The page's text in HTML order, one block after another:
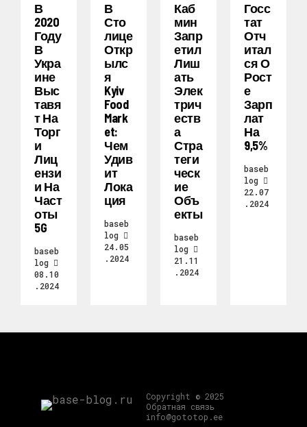
В
2020
Году
В
Укра
Ине
Выс
Тавя
Т На
Торг
И
Лиц
Ензи
И На
Част
Оты
5G
baseb
log
08.10
.2024
В
Сто
Лице
Откр
Ылс
Я
Kyiv
Food
Mark
Et:
Чем
Удив
Ит
Лока
Ция
baseb
log
24.05
.2024
Каб
Мин
Запр
Етил
Лиш
Ать
Элек
Трич
Еств
А
Стра
Теги
Ческ
Ие
Объ
Екты
baseb
log
21.11
.2024
Госс
Тат
Отч
Итал
Ся О
Рост
Е
Зарп
Лат
На
9,5%
baseb
log
22.07
.2024
Copyright © 2025
Обратная связь
info@gototop.ee